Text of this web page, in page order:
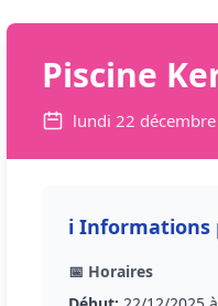
Piscine
lundi 22
ℹ️
📅 Horaires